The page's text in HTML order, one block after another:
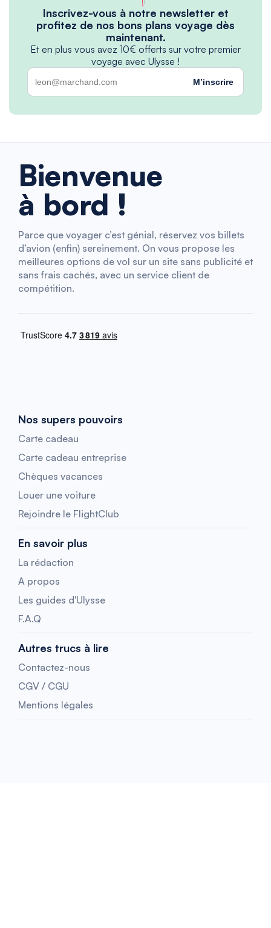
Inscrivez-vous à notre newsletter et
profitez de nos bons plans voyage dès
maintenant.
Et en plus vous avez 10€ offerts sur votre premier
voyage avec Ulysse !
M’inscrire
Bienvenue
à bord !
Parce que voyager c’est génial, réservez vos billets
d’avion (enfin) sereinement. On vous propose les
meilleures options de vol sur un site sans publicité et
sans frais cachés, avec un service client de
compétition.
Nos supers pouvoirs
Carte cadeau
Carte cadeau entreprise
Chèques vacances
Louer une voiture
Rejoindre le FlightClub
En savoir plus
La rédaction
A propos
Les guides d'Ulysse
F.A.Q
Autres trucs à lire
Contactez-nous
CGV / CGU
Mentions légales